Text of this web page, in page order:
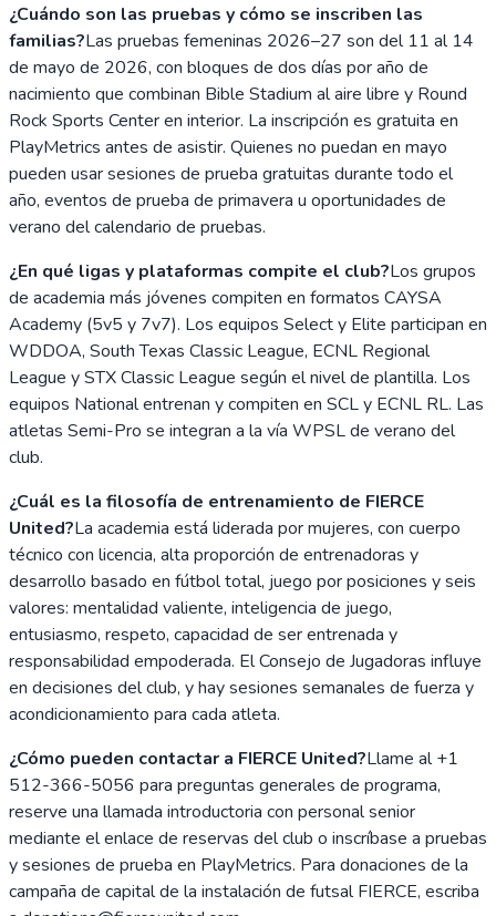
¿Cuándo son las pruebas y cómo se inscriben las
familias?Las pruebas femeninas 2026–27 son del 11 al 14
de mayo de 2026, con bloques de dos días por año de
nacimiento que combinan Bible Stadium al aire libre y Round
Rock Sports Center en interior. La inscripción es gratuita en
PlayMetrics antes de asistir. Quienes no puedan en mayo
pueden usar sesiones de prueba gratuitas durante todo el
año, eventos de prueba de primavera u oportunidades de
verano del calendario de pruebas.
¿En qué ligas y plataformas compite el club?Los grupos
de academia más jóvenes compiten en formatos CAYSA
Academy (5v5 y 7v7). Los equipos Select y Elite participan en
WDDOA, South Texas Classic League, ECNL Regional
League y STX Classic League según el nivel de plantilla. Los
equipos National entrenan y compiten en SCL y ECNL RL. Las
atletas Semi-Pro se integran a la vía WPSL de verano del
club.
¿Cuál es la filosofía de entrenamiento de FIERCE
United?La academia está liderada por mujeres, con cuerpo
técnico con licencia, alta proporción de entrenadoras y
desarrollo basado en fútbol total, juego por posiciones y seis
valores: mentalidad valiente, inteligencia de juego,
entusiasmo, respeto, capacidad de ser entrenada y
responsabilidad empoderada. El Consejo de Jugadoras influye
en decisiones del club, y hay sesiones semanales de fuerza y
acondicionamiento para cada atleta.
¿Cómo pueden contactar a FIERCE United?Llame al +1
512-366-5056 para preguntas generales de programa,
reserve una llamada introductoria con personal senior
mediante el enlace de reservas del club o inscríbase a pruebas
y sesiones de prueba en PlayMetrics. Para donaciones de la
campaña de capital de la instalación de futsal FIERCE, escriba